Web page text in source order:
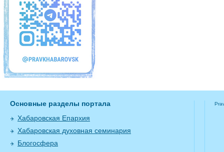
Основные разделы портала
Хабаровская Епархия
Хабаровская духовная семинария
Блогосфера